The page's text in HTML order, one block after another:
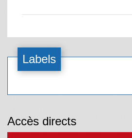
Labels
Accès directs